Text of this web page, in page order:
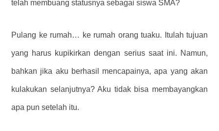
telah membuang statusnya sebagai siswa SMA?
Pulang ke rumah… ke rumah orang tuaku. Itulah tujuan
yang harus kupikirkan dengan serius saat ini. Namun,
bahkan jika aku berhasil mencapainya, apa yang akan
kulakukan selanjutnya? Aku tidak bisa membayangkan
apa pun setelah itu.